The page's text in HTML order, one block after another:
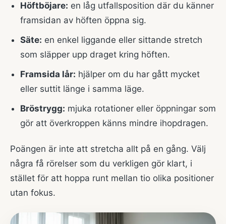
Höftböjare: en låg utfallsposition där du känner
framsidan av höften öppna sig.
Säte: en enkel liggande eller sittande stretch
som släpper upp draget kring höften.
Framsida lår: hjälper om du har gått mycket
eller suttit länge i samma läge.
Bröstrygg: mjuka rotationer eller öppningar som
gör att överkroppen känns mindre ihopdragen.
Poängen är inte att stretcha allt på en gång. Välj
några få rörelser som du verkligen gör klart, i
stället för att hoppa runt mellan tio olika positioner
utan fokus.